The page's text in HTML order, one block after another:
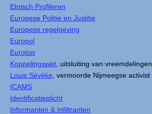
Etnisch Profileren
Europese Politie en Justitie
Europese regelgeving
Europol
Eurotop
Koppelingswet , uitsluiting van vreemdelingen
Louis Sévèke , vermoorde Nijmeegse activist
ICAMS
Identificatieplicht
Informanten & Infiltranten